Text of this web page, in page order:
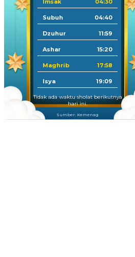
Imsak 04:30
Subuh 04:40
Dzuhur 11:59
Ashar 15:20
Maghrib 17:58
Isya 19:09
Tidak ada waktu sholat berikutnya
hari ini.
Sumber: Kemenag